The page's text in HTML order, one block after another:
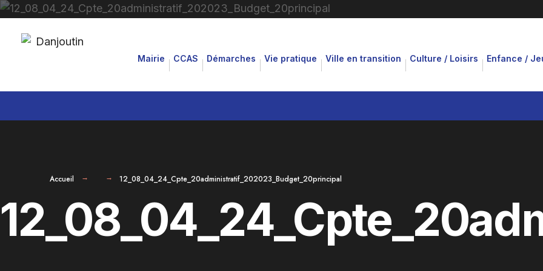
Mairie CCAS Démarches Vie pratique Ville en transition Culture / Loisirs Enfance /
Accueil 12_08_04_24_Cpte_20administratif_202023_Budget_20principal